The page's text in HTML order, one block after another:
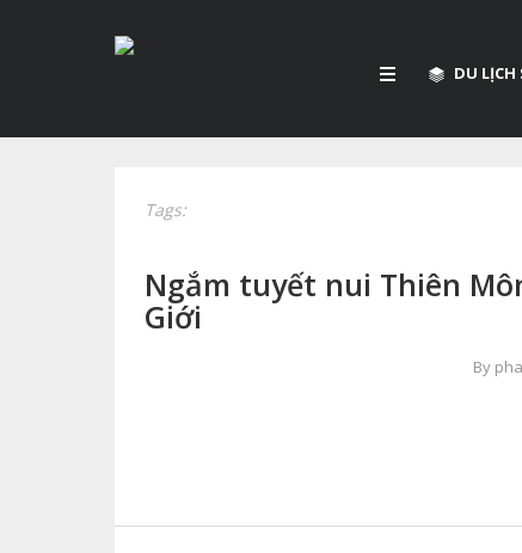
DU LỊCH
Tags:
Ngắm tuyết nui Thiên
Giới
By